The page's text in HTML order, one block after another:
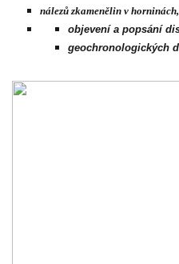
nálezů zkamenělin v
objevení a popsání
geochronologických